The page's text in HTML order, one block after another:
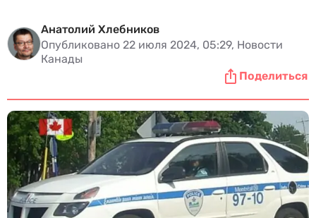
Анатолий Хлебников
Опубликовано 22 июля 2024, 05:29, Новости
Канады
Поделиться